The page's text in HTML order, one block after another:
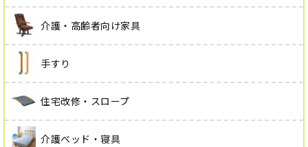
介護・高齢者向け家具
手すり
住宅改修・スロープ
介護ベッド・寝具